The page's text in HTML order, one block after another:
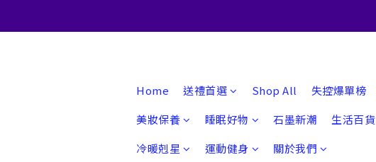
Home 送禮首選 Shop All 失控爆單榜
美妝保養
睡眠好物 石墨新潮 生活百貨
冷暖剋星
運動健身 關於我們